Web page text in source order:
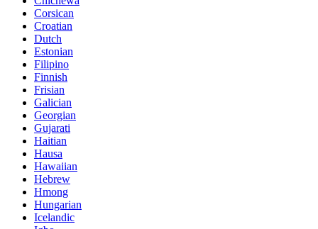
Corsican
Croatian
Dutch
Estonian
Filipino
Finnish
Frisian
Galician
Georgian
Gujarati
Haitian
Hausa
Hawaiian
Hebrew
Hmong
Hungarian
Icelandic